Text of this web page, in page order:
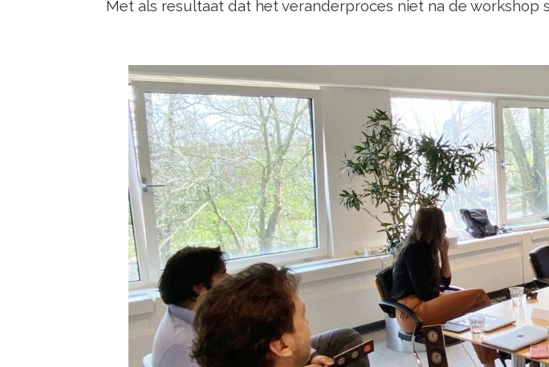
Met als resultaat dat het veranderproces niet na de workshop